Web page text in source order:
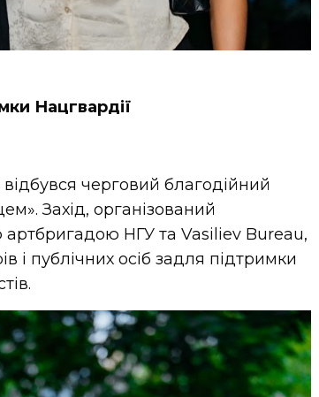
Нацгвардії
черговий благодійний
Захід, організований
НГУ та Vasiliev Bureau,
і публічних осіб задля підтримки